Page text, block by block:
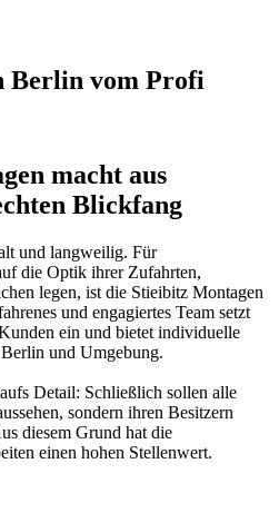
Berlin vom Profi
macht aus
Blickfang
und langweilig. Für
die Optik ihrer Zufahrten,
legen, ist die Stieibitz Montagen
und engagiertes Team setzt
ein und bietet individuelle
und Umgebung.
Detail: Schließlich sollen alle
sondern ihren Besitzern
diesem Grund hat die
einen hohen Stellenwert.